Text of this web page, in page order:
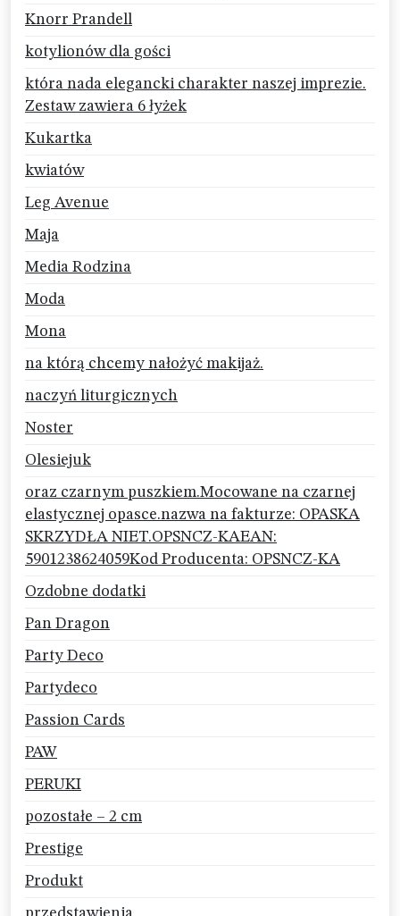
Knorr Prandell
kotylionów dla gości
która nada elegancki charakter naszej imprezie.
Zestaw zawiera 6 łyżek
Kukartka
kwiatów
Leg Avenue
Maja
Media Rodzina
Moda
Mona
na którą chcemy nałożyć makijaż.
naczyń liturgicznych
Noster
Olesiejuk
oraz czarnym puszkiem.Mocowane na czarnej
elastycznej opasce.nazwa na fakturze: OPASKA
SKRZYDŁA NIET.OPSNCZ-KAEAN:
5901238624059Kod Producenta: OPSNCZ-KA
Ozdobne dodatki
Pan Dragon
Party Deco
Partydeco
Passion Cards
PAW
PERUKI
pozostałe – 2 cm
Prestige
Produkt